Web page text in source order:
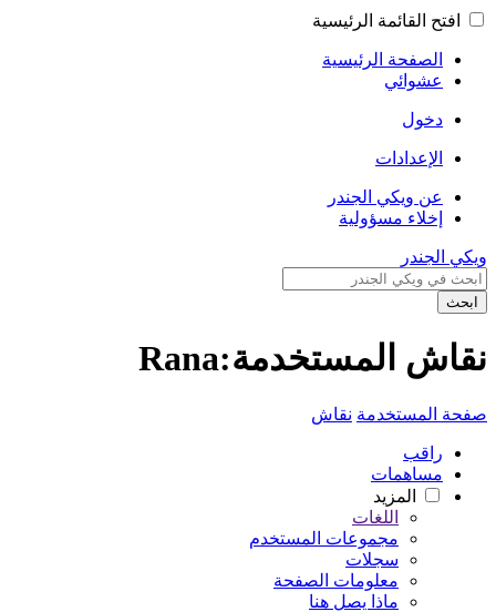
افتح القائمة الرئيسية
الصفحة الرئيسية
عشوائي
دخول
الإعدادات
عن ويكي الجندر
إخلاء مسؤولية
ويكي الجندر
ابحث
نقاش المستخدمة:Rana
صفحة المستخدمة نقاش
راقب
مساهمات
المزيد
اللغات
مجموعات المستخدم
سجلات
معلومات الصفحة
ماذا يصل هنا